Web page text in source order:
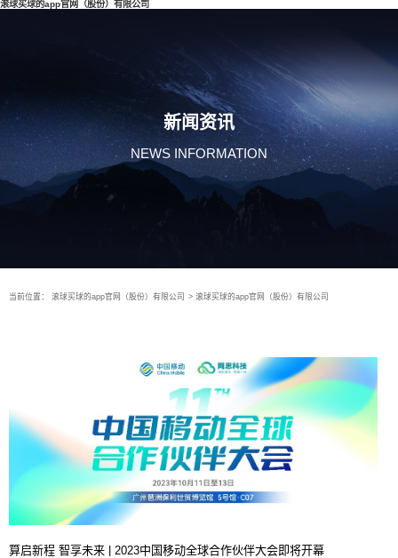
滚球买球的app官网（股份）有限公司
新闻资讯
NEWS INFORMATION
当前位置： 滚球买球的app官网（股份）有限公司 > 滚球买球的app官网（股份）有限公司
算启新程 智享未来 | 2023中国移动全球合作伙伴大会即将开幕